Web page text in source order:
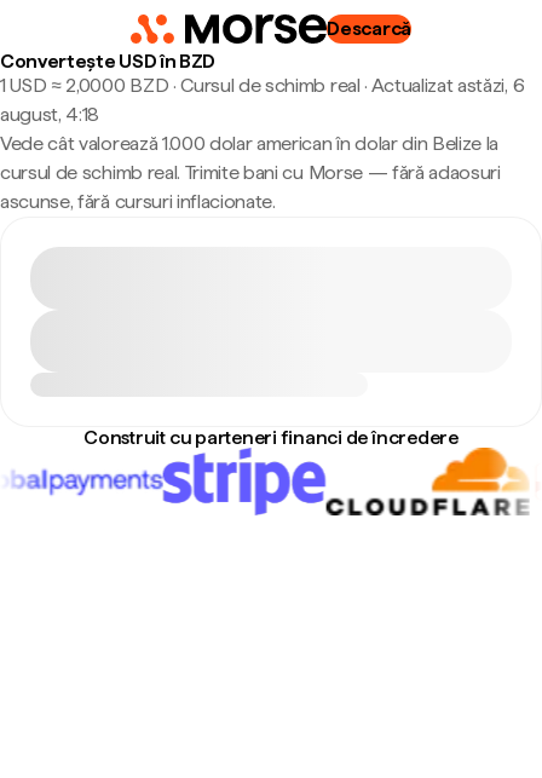
Descarcă
Convertește USD în BZD
1 USD ≈ 2,0000 BZD · Cursul de schimb real · Actualizat astăzi, 6
august, 4:18
Vede cât valorează 1.000 dolar american în dolar din Belize la
cursul de schimb real. Trimite bani cu Morse — fără adaosuri
ascunse, fără cursuri inflacionate.
Construit cu parteneri financi de încredere